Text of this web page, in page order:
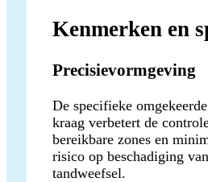
Kenmerken en
Precisievormgeving
De specifieke
kraag verbetert de
bereikbare zones en
risico op beschadiging
tandweefsel.